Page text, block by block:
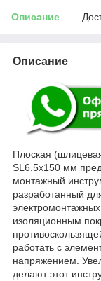
Описание
Описание
Плоская
SL6.5х150 мм
монтажный
разработанный
изоляционным
работать с
напряжением.
делают этот